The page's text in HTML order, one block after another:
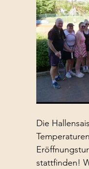
Die
stattfinden!